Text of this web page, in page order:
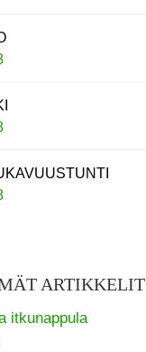
ARTIKKELIT
itkunappula